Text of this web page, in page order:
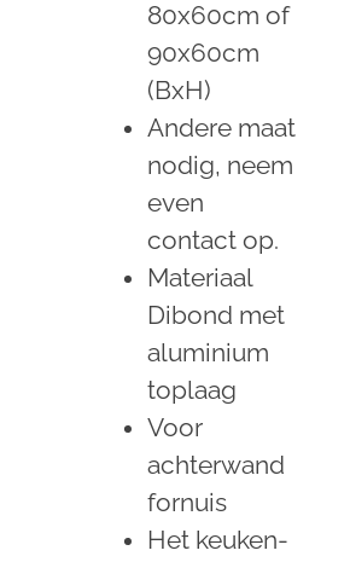
80x60cm of
90x60cm
(BxH)
Andere maat
nodig, neem
even
contact op.
Materiaal
Dibond met
aluminium
toplaag
Voor
achterwand
fornuis
Het keuken-